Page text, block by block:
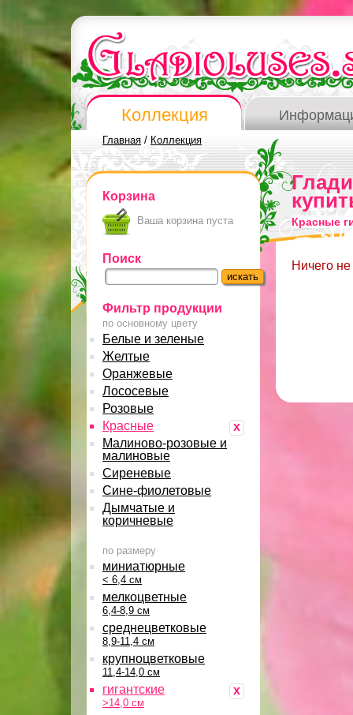
Коллекция
Главная / Коллекция
Корзина
Ваша корзина пуста
Поиск
Фильтр продукции
по основному цвету
Белые и зеленые
Желтые
Оранжевые
Лососевые
Розовые
x
Красные
Малиново-розовые и
малиновые
Сиреневые
Сине-фиолетовые
Дымчатые и
коричневые
по размеру
миниатюрные
< 6,4 см
мелкоцветные
6,4-8,9 см
среднецветковые
8,9-11,4 см
крупноцветковые
11,4-14,0 см
x
гигантские
>14,0 см
Красные
Ничего